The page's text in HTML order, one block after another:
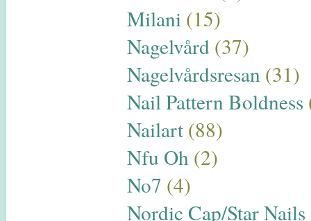
Milani (15)
Nagelvård (37)
Nagelvårdsresan (31)
Nail Pattern Boldness
Nailart (88)
Nfu Oh (2)
No7 (4)
Nordic Cap/Star Nails